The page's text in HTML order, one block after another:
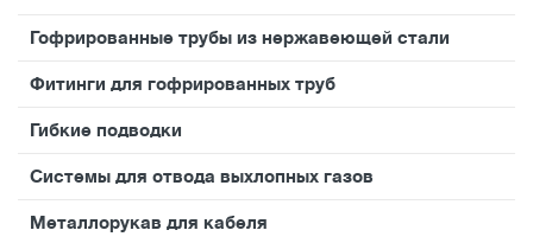
Гофрированные трубы из нержавеющей стали
Фитинги для гофрированных труб
Гибкие подводки
Системы для отвода выхлопных газов
Металлорукав для кабеля